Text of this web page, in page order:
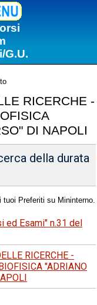
G.U.
RICERCHE -
DI NAPOLI
della durata
tuoi Preferiti su Mininterno.
ed Esami" n.31 del
RICERCHE -
"ADRIANO